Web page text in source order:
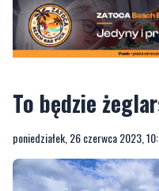
To będzie
poniedziałek, 26 czerwca 2023,